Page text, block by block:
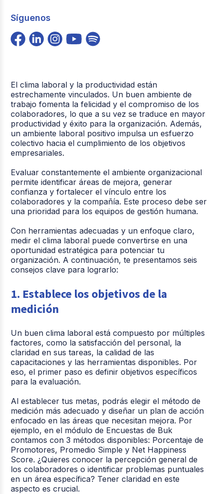
Síguenos
El clima laboral y la productividad están
estrechamente vinculados. Un buen ambiente de
trabajo fomenta la felicidad y el compromiso de los
colaboradores, lo que a su vez se traduce en mayor
productividad y éxito para la organización. Además,
un ambiente laboral positivo impulsa un esfuerzo
colectivo hacia el cumplimiento de los objetivos
empresariales.
Evaluar constantemente el ambiente organizacional
permite identificar áreas de mejora, generar
confianza y fortalecer el vínculo entre los
colaboradores y la compañía. Este proceso debe ser
una prioridad para los equipos de gestión humana.
Con herramientas adecuadas y un enfoque claro,
medir el clima laboral puede convertirse en una
oportunidad estratégica para potenciar tu
organización. A continuación, te presentamos seis
consejos clave para lograrlo:
1. Establece los objetivos de la
medición
Un buen clima laboral está compuesto por múltiples
factores, como la satisfacción del personal, la
claridad en sus tareas, la calidad de las
capacitaciones y las herramientas disponibles. Por
eso, el primer paso es definir objetivos específicos
para la evaluación.
Al establecer tus metas, podrás elegir el método de
medición más adecuado y diseñar un plan de acción
enfocado en las áreas que necesitan mejora. Por
ejemplo, en el módulo de Encuestas de Buk
contamos con 3 métodos disponibles: Porcentaje de
Promotores, Promedio Simple y Net Happiness
Score. ¿Quieres conocer la percepción general de
los colaboradores o identificar problemas puntuales
en un área específica? Tener claridad en este
aspecto es crucial.